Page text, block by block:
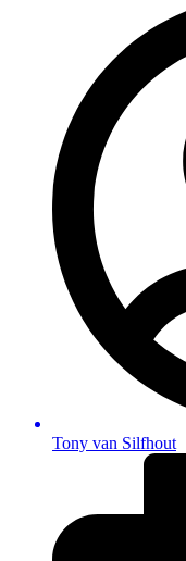
Tony van Silfhout